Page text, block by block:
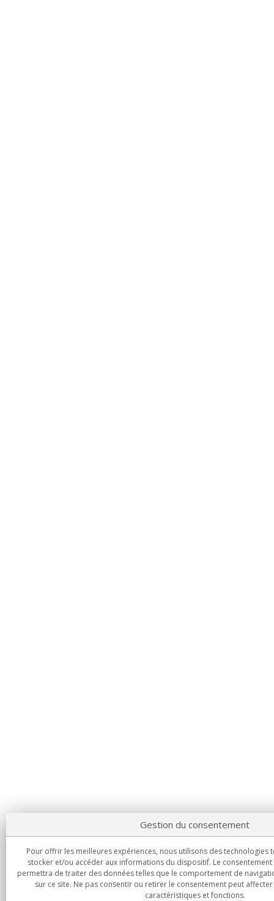
Gestion du consentement
Pour offrir les meilleures expériences, nous utilisons des technologies
stocker et/ou accéder aux informations du dispositif. Le
permettra de traiter des données telles que le comportement de
sur ce site. Ne pas consentir ou retirer le consentement peut
caractéristiques et fonctions.